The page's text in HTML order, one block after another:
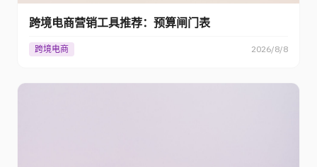
跨境电商营销工具推荐：预算闸门表
跨境电商 2026/8/8